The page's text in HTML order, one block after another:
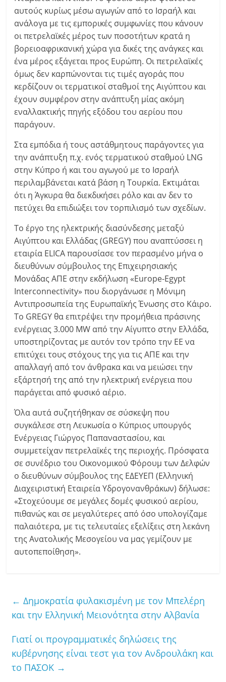
αυτούς κυρίως μέσω αγωγών από το Ισραήλ και
ανάλογα με τις εμπορικές συμφωνίες που κάνουν
οι πετρελαϊκές μέρος των ποσοτήτων κρατά η
βορειοαφρικανική χώρα για δικές της ανάγκες και
ένα μέρος εξάγεται προς Ευρώπη. Οι πετρελαϊκές
όμως δεν καρπώνονται τις τιμές αγοράς που
κερδίζουν οι τερματικοί σταθμοί της Αιγύπτου και
έχουν συμφέρον στην ανάπτυξη μίας ακόμη
εναλλακτικής πηγής εξόδου του αερίου που
παράγουν.
Στα εμπόδια ή τους αστάθμητους παράγοντες για
την ανάπτυξη π.χ. ενός τερματικού σταθμού LNG
στην Κύπρο ή και του αγωγού με το Ισραήλ
περιλαμβάνεται κατά βάση η Τουρκία. Εκτιμάται
ότι η Άγκυρα θα διεκδικήσει ρόλο και αν δεν το
πετύχει θα επιδιώξει τον τορπιλισμό των σχεδίων.
Tο έργο της ηλεκτρικής διασύνδεσης μεταξύ
Αιγύπτου και Ελλάδας (GREGY) που αναπτύσσει η
εταιρία ELICA παρουσίασε τον περασμένο μήνα ο
διευθύνων σύμβουλος της Επιχειρησιακής
Μονάδας ΑΠΕ στην εκδήλωση «Europe-Egypt
Interconnectivity» που διοργάνωσε η Μόνιμη
Αντιπροσωπεία της Ευρωπαϊκής Ένωσης στο Κάιρο.
Το GREGY θα επιτρέψει την προμήθεια πράσινης
ενέργειας 3.000 MW από την Αίγυπτο στην Ελλάδα,
υποστηρίζοντας με αυτόν τον τρόπο την ΕΕ να
επιτύχει τους στόχους της για τις ΑΠΕ και την
απαλλαγή από τον άνθρακα και να μειώσει την
εξάρτησή της από την ηλεκτρική ενέργεια που
παράγεται από φυσικό αέριο.
Όλα αυτά συζητήθηκαν σε σύσκεψη που
συγκάλεσε στη Λευκωσία ο Κύπριος υπουργός
Ενέργειας Γιώργος Παπαναστασίου, και
συμμετείχαν πετρελαϊκές της περιοχής. Πρόσφατα
σε συνέδριο του Οικονομικού Φόρουμ των Δελφών
ο διευθύνων σύμβουλος της ΕΔΕΥΕΠ (Ελληνική
Διαχειριστική Εταιρεία Υδρογονανθράκων) δήλωσε:
«Στοχεύουμε σε μεγάλες δομές φυσικού αερίου,
πιθανώς και σε μεγαλύτερες από όσο υπολογίζαμε
παλαιότερα, με τις τελευταίες εξελίξεις στη λεκάνη
της Ανατολικής Μεσογείου να μας γεμίζουν με
αυτοπεποίθηση».
← Δημοκρατία φυλακισμένη με τον Μπελέρη
και την Ελληνική Μειονότητα στην Αλβανία
Γιατί οι προγραμματικές δηλώσεις της
κυβέρνησης είναι τεστ για τον Ανδρουλάκη και
το ΠΑΣΟΚ →